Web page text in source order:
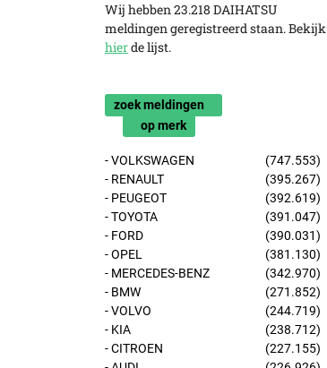
Wij hebben 23.218 DAIHATSU
meldingen geregistreerd staan. Bekijk
hierde lijst.
zoek meldingen
op merk
- VOLKSWAGEN
(747.553)
- RENAULT
(395.267)
- PEUGEOT
(392.619)
- TOYOTA
(391.047)
- FORD
(390.031)
- OPEL
(381.130)
- MERCEDES-BENZ
(342.970)
- BMW
(271.852)
- VOLVO
(244.719)
- KIA
(238.712)
- CITROEN
(227.155)